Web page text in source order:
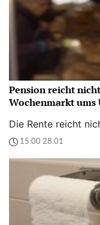
Pension reicht
Wochenmarkt ums
Die Rente reicht
15:00 28.01